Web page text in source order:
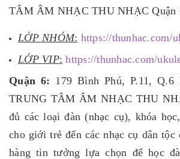
TÂM ÂM NHẠC THU NHẠC Quận
LỚP NHÓM: https://thunhac.com/
LỚP VIP: https://thunhac.com/
Quận 6: 179 Bình Phú, P.11, Q.6
TRUNG TÂM ÂM NHẠC THU
đủ các loại đàn (nhạc cụ), khóa
cho giới trẻ đến các nhạc cụ dân tộc
hàng tin tưởng lựa chọn để học